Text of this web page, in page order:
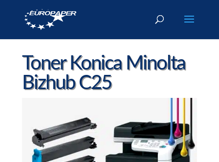
Toner Konica Minolta
Bizhub C25